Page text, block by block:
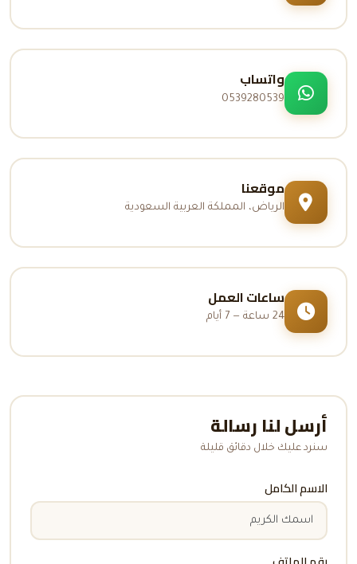
واتساب
0539280539
موقعنا
الرياض، المملكة العربية السعودية
ساعات العمل
24 ساعة — 7 أيام
أرسل لنا رسالة
سنرد عليك خلال دقائق قليلة
الاسم الكامل